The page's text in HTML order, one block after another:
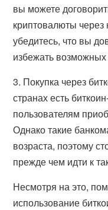
вы можете
криптовалюты
убедитесь, что вы
избежать
3. Покупка через
странах есть
пользователям
Однако такие
возраста, поэтому
прежде чем идти к
Несмотря на это,
использование